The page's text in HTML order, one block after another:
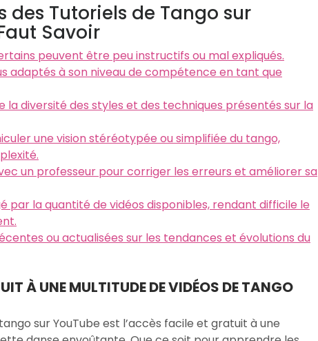
des Tutoriels de Tango sur
Savoir
peuvent être peu instructifs ou mal expliqués.
adaptés à son niveau de compétence en tant que
la diversité des styles et des techniques présentés sur la
une vision stéréotypée ou simplifiée du tango,
un professeur pour corriger les erreurs et améliorer sa
par la quantité de vidéos disponibles, rendant difficile le
ou actualisées sur les tendances et évolutions du
À UNE MULTITUDE DE VIDÉOS DE TANGO
sur YouTube est l’accès facile et gratuit à une